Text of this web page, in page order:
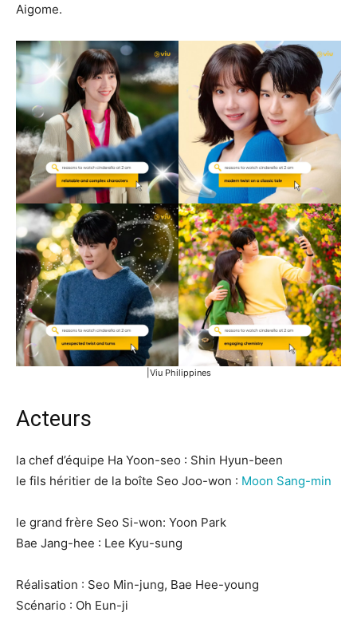
Aigome.
|Viu Philippines
Acteurs
la chef d’équipe Ha Yoon-seo : Shin Hyun-been
le fils héritier de la boîte Seo Joo-won : Moon Sang-min
le grand frère Seo Si-won: Yoon Park
Bae Jang-hee : Lee Kyu-sung
Réalisation : Seo Min-jung, Bae Hee-young
Scénario : Oh Eun-ji